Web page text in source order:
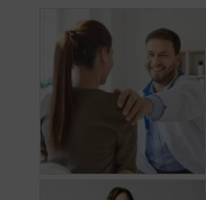
Exocriene pancreas-
insufficiëntie